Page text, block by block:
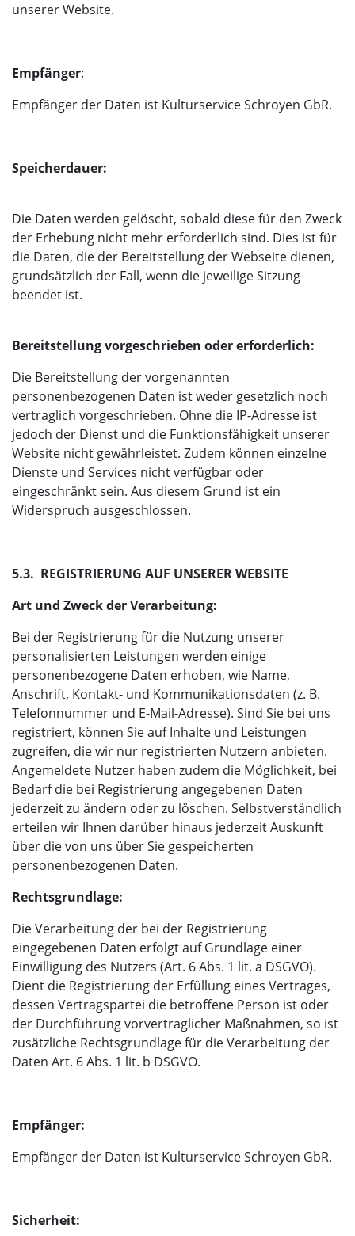
unserer Website.
Empfänger:
Empfänger der Daten ist Kulturservice Schroyen GbR.
Speicherdauer:
Die Daten werden gelöscht, sobald diese für den Zweck
der Erhebung nicht mehr erforderlich sind. Dies ist für
die Daten, die der Bereitstellung der Webseite dienen,
grundsätzlich der Fall, wenn die jeweilige Sitzung
beendet ist.
Bereitstellung vorgeschrieben oder erforderlich:
Die Bereitstellung der vorgenannten
personenbezogenen Daten ist weder gesetzlich noch
vertraglich vorgeschrieben. Ohne die IP-Adresse ist
jedoch der Dienst und die Funktionsfähigkeit unserer
Website nicht gewährleistet. Zudem können einzelne
Dienste und Services nicht verfügbar oder
eingeschränkt sein. Aus diesem Grund ist ein
Widerspruch ausgeschlossen.
5.3. REGISTRIERUNG AUF UNSERER WEBSITE
Art und Zweck der Verarbeitung:
Bei der Registrierung für die Nutzung unserer
personalisierten Leistungen werden einige
personenbezogene Daten erhoben, wie Name,
Anschrift, Kontakt- und Kommunikationsdaten (z. B.
Telefonnummer und E-Mail-Adresse). Sind Sie bei uns
registriert, können Sie auf Inhalte und Leistungen
zugreifen, die wir nur registrierten Nutzern anbieten.
Angemeldete Nutzer haben zudem die Möglichkeit, bei
Bedarf die bei Registrierung angegebenen Daten
jederzeit zu ändern oder zu löschen. Selbstverständlich
erteilen wir Ihnen darüber hinaus jederzeit Auskunft
über die von uns über Sie gespeicherten
personenbezogenen Daten.
Rechtsgrundlage:
Die Verarbeitung der bei der Registrierung
eingegebenen Daten erfolgt auf Grundlage einer
Einwilligung des Nutzers (Art. 6 Abs. 1 lit. a DSGVO).
Dient die Registrierung der Erfüllung eines Vertrages,
dessen Vertragspartei die betroffene Person ist oder
der Durchführung vorvertraglicher Maßnahmen, so ist
zusätzliche Rechtsgrundlage für die Verarbeitung der
Daten Art. 6 Abs. 1 lit. b DSGVO.
Empfänger:
Empfänger der Daten ist Kulturservice Schroyen GbR.
Sicherheit: